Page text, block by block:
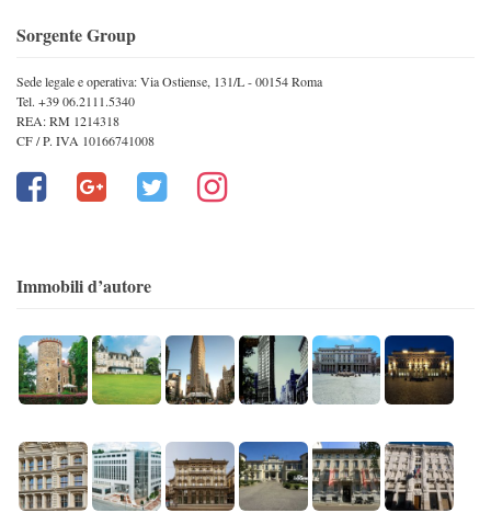
Sorgente Group
Sede legale e operativa: Via Ostiense, 131/L - 00154 Roma
Tel. +39 06.2111.5340
REA: RM 1214318
CF / P. IVA 10166741008
Immobili d’autore